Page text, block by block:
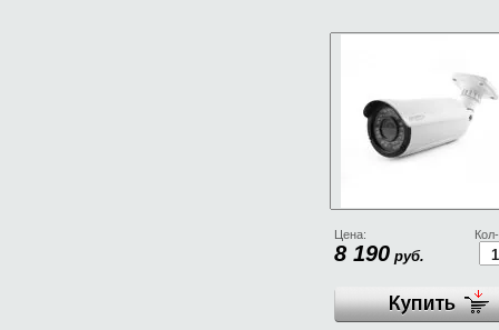
Цена:
8 190 руб.